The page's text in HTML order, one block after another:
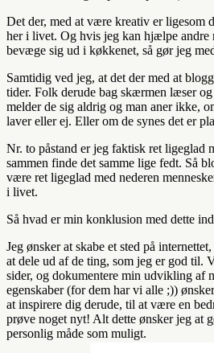
Det der, med at være kreativ er ligesom
her i livet. Og hvis jeg kan hjælpe andre
bevæge sig ud i køkkenet, så gør jeg
Samtidig ved jeg, at det der med at
tider. Folk derude bag skærmen læser
melder de sig aldrig og man aner ikke,
laver eller ej. Eller om de synes det er
Nr. to påstand er jeg faktisk ret ligeglad
sammen finde det samme lige fedt. Så
være ret ligeglad med nederen
i livet.
Så hvad er min konklusion med dette
Jeg ønsker at skabe et sted på
at dele ud af de ting, som jeg er god til.
sider, og dokumentere min udvikling af
egenskaber (for dem har vi alle ;))
at inspirere dig derude, til at være en
prøve noget nyt! Alt dette ønsker jeg at
personlig måde som muligt.